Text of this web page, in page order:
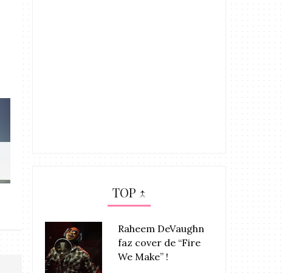
“Luh Ya
MÚSICA:
Marsha
TOP ↑
Raheem DeVaughn
faz cover de “Fire
We Make” !